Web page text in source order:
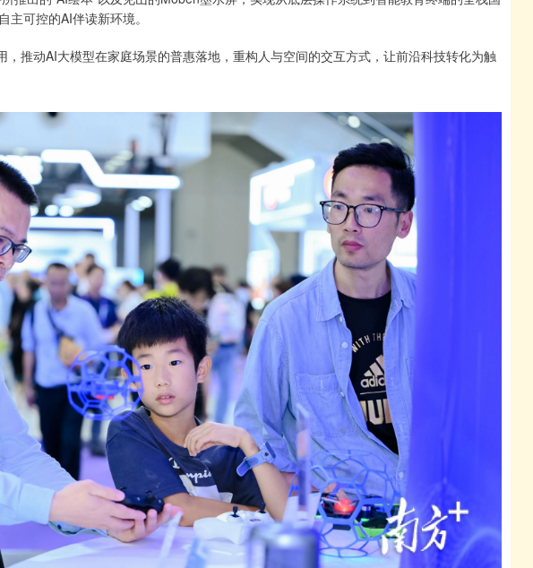
可控的AI伴读新环境。
，推动AI大模型在家庭场景的普惠落地，重构人与空间的交互方式，让前沿科技转化为触